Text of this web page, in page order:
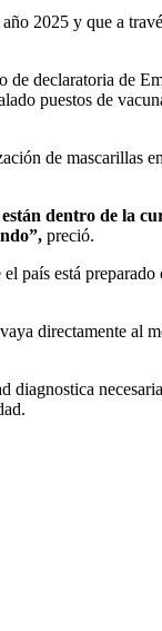
2025 y que a
de declaratoria de
puestos de
de mascarillas
dentro de la
preció.
país está
directamente al